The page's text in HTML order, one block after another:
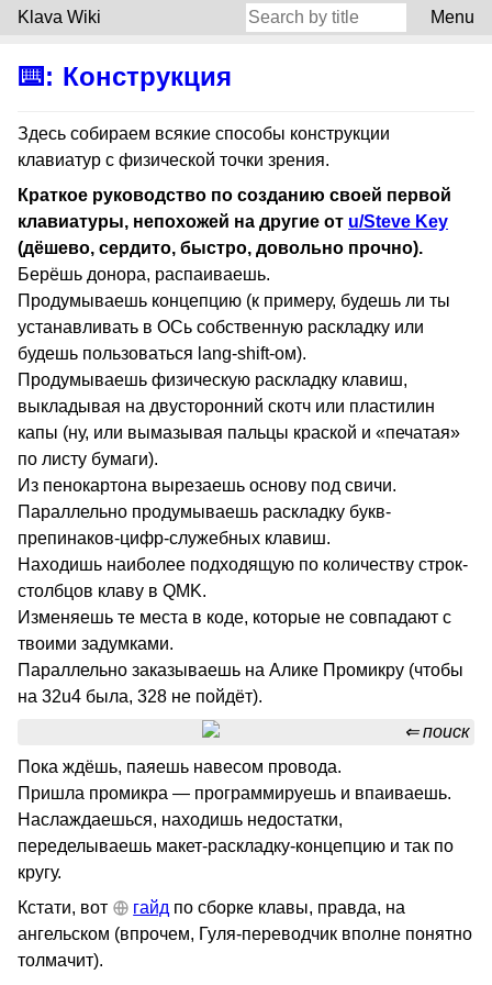
Klava Wiki Menu
⌨️: Конструкция
Здесь собираем всякие способы конструкции
клавиатур с физической точки зрения.
Краткое руководство по созданию своей первой
клавиатуры, непохожей на другие от u/Steve Key
(дёшево, сердито, быстро, довольно прочно).
Берёшь донора, распаиваешь.
Продумываешь концепцию (к примеру, будешь ли ты
устанавливать в ОСь собственную раскладку или
будешь пользоваться lang-shift-ом).
Продумываешь физическую раскладку клавиш,
выкладывая на двусторонний скотч или пластилин
капы (ну, или вымазывая пальцы краской и «печатая»
по листу бумаги).
Из пенокартона вырезаешь основу под свичи.
Параллельно продумываешь раскладку букв-
препинаков-цифр-служебных клавиш.
Находишь наиболее подходящую по количеству строк-
столбцов клаву в QMK.
Изменяешь те места в коде, которые не совпадают с
твоими задумками.
Параллельно заказываешь на Алике Промикру (чтобы
на 32u4 была, 328 не пойдёт).
поиск
Пока ждёшь, паяешь навесом провода.
Пришла промикра — программируешь и впаиваешь.
Наслаждаешься, находишь недостатки,
переделываешь макет-раскладку-концепцию и так по
кругу.
Кстати, вот
гайд по сборке клавы, правда, на
ангельском (впрочем, Гуля-переводчик вполне понятно
толмачит).